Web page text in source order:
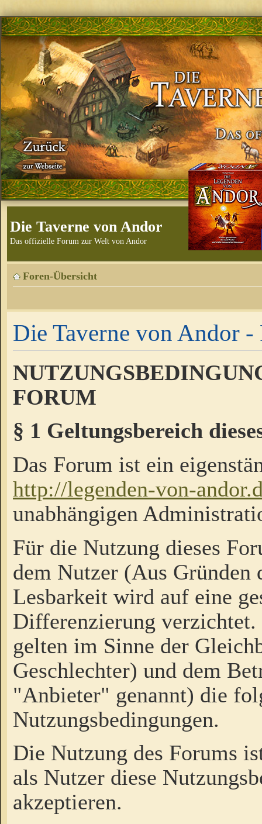
Die Taverne von Andor
Das offizielle Forum zur Welt von Andor
Foren-Übersicht
Die Taverne von Andor -
FORUM
§ 1 Geltungsbereich
Das Forum ist ein
http://legenden-von-
unabhängigen
Für die Nutzung dieses
dem Nutzer (Aus Gründen
Lesbarkeit wird auf eine
Differenzierung
gelten im Sinne der
Geschlechter) und dem
"Anbieter" genannt) die
Nutzungsbedingungen.
Die Nutzung des Forums
als Nutzer diese
akzeptieren.